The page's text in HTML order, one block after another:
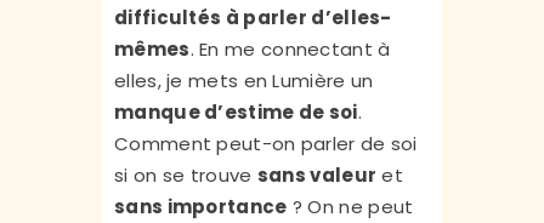
difficultés à parler d’elles-
mêmes. En me connectant à
elles, je mets en Lumière un
manque d’estime de soi.
Comment peut-on parler de soi
si on se trouve sans valeur et
sans importance ? On ne peut